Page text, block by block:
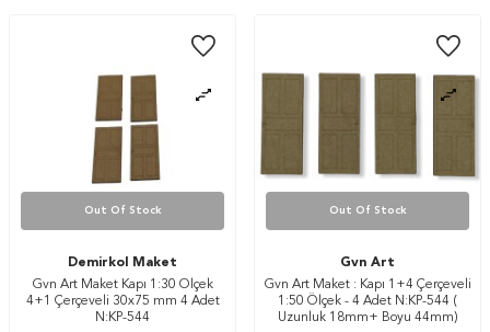
Out Of Stock
Demirkol Maket
Gvn Art Maket Kapı 1:30 Ölçek
4+1 Çerçeveli 30x75 mm 4 Adet
N:KP-544
Out Of Stock
Gvn Art
Gvn Art Maket : Kapı 1+4 Çerçeveli
1:50 Ölçek - 4 Adet N:KP-544 (
Uzunluk 18mm+ Boyu 44mm)